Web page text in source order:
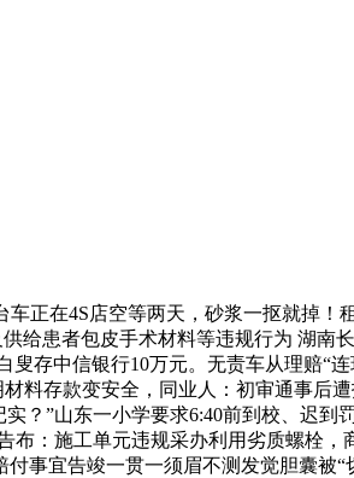
在4S店空等两天，砂浆一抠就掉！
患者包皮手术材料等违规行为 湖南
存中信银行10万元。无责车从理赔“
料存款变安全，同业人：初审通事后
？”山东一小学要求6:40前到校、迟到
：施工单元违规采办利用劣质螺栓
事宜告竣一贯一须眉不测发觉胆囊被